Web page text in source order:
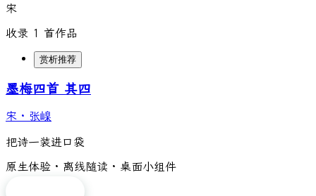
宋
收录 1 首作品
赏析推荐
墨梅四首 其四
宋 · 张嵲
把诗一装进口袋
原生体验 · 离线随读 · 桌面小组件